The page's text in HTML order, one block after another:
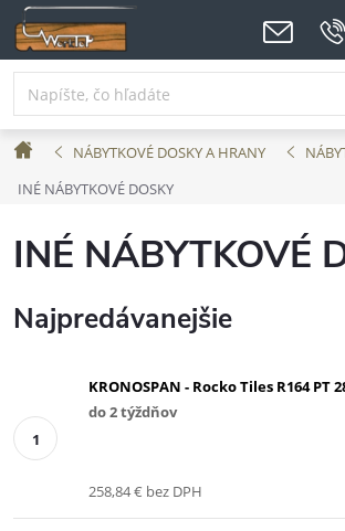
Prejsť
na
obsah
DomovNÁBYTKOVÉ DOSKY A HRANY
INÉ NÁBYTKOVÉ DOSKY
INÉ NÁBYTKOVÉ
Najpredávanejšie
KRONOSPAN - Rocko Tiles R164 PT
do 2 týždňov
258,84 € bez DPH